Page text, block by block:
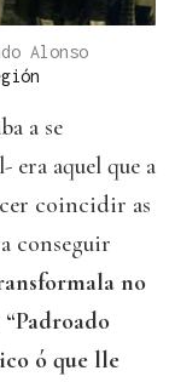
Alonso
a se
era aquel que a
coincidir as
conseguir
no
ó que lle